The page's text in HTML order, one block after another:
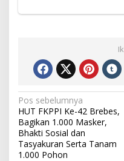
Navigasi
pos
Pos sebelumnya
HUT FKPPI Ke-42 Brebes,
Bagikan 1.000 Masker,
Bhakti Sosial dan
Tasyakuran Serta Tanam
1.000 Pohon